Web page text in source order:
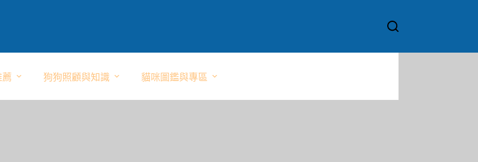
薦 狗狗照顧與知識 貓咪圖鑑與專區